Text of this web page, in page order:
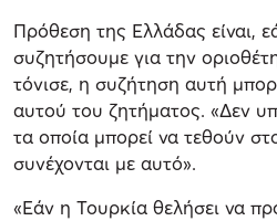
Πρόθεση της Ελλάδας είναι,
συζητήσουμε για την
τόνισε, η συζήτηση αυτή
αυτού του ζητήματος. «Δεν
τα οποία μπορεί να τεθούν
συνέχονται με αυτό».
«Εάν η Τουρκία θελήσει να